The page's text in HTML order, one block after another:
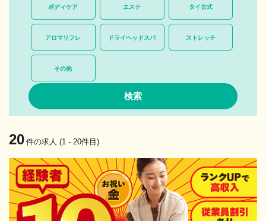
ボディケア エステ タイ古式
アロマリフレ ドライヘッドスパ ストレッチ
その他
20 件の求人 (1 - 20件目)